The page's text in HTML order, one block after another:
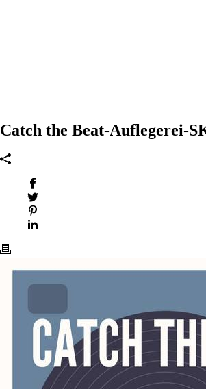
Catch the Beat-Auflegerei-